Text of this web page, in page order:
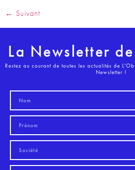
← Suivant
La Newsletter
Restez au courant de toutes les actualités de
Newsletter !